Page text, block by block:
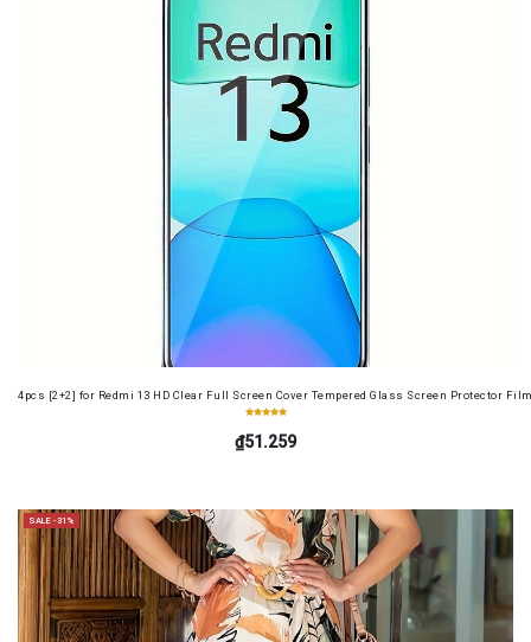
4pcs [2+2] for Redmi 13 HD Clear Full Screen Cover Tempered Glass Screen Protector
₫51.259
SALE -31%